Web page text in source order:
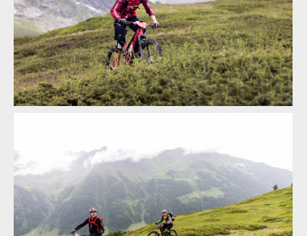
Report: ALLAROUND 2024 - třídenní etapák z Aosty do Aosty -
7600 metrů z kopce na 160 km